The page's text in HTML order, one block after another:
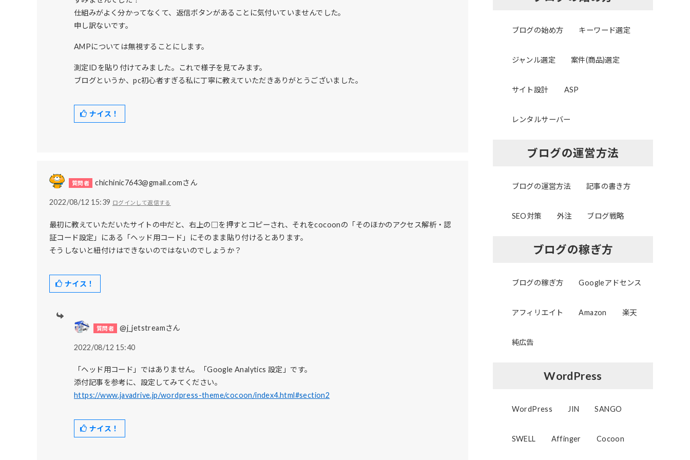
仕組みがよく分かってなくて、返信ボタンがあることに気付いていませんでした。
申し訳ないです。
AMPについては無視することにします。
測定IDを貼り付けてみました。これで様子を見てみます。
ブログというか、pc初心者すぎる私に丁寧に教えていただきありがとうございました。
ナイス！
chichinic7643@gmail.comさん
2022/08/12 15:39 ログインして返信する
最初に教えていただいたサイトの中だと、右上の□を押すとコピーされ、それをcocoonの「そのほかのアクセス解析・認
証コード設定」にある「ヘッド用コード」にそのまま貼り付けるとあります。
そうしないと紐付けはできないのではないのでしょうか？
ナイス！
@j_jetstreamさん
2022/08/12 15:40
「ヘッド用コード」ではありません。「Google Analytics 設定」です。
添付記事を参考に、設定してみてください。
https://www.javadrive.jp/wordpress-theme/cocoon/index4.html#section2
ナイス！
ブログの始め方 キーワード選定
ジャンル選定 案件(商品)選定
サイト設計 ASP
レンタルサーバー
ブログの運営方法
ブログの運営方法 記事の書き方
SEO対策 外注 ブログ戦略
ブログの稼ぎ方
ブログの稼ぎ方 Googleアドセンス
アフィリエイト Amazon 楽天
純広告
WordPress
WordPress JIN SANGO
SWELL Affinger Cocoon